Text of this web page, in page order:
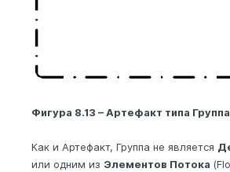
Фигура 8.13 – Артефакт типа Группа
Как и Артефакт, Группа не является
или одним из Элементов Потока